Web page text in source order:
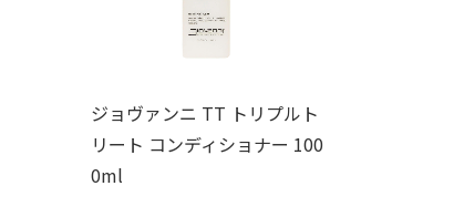
ジョヴァンニ TT トリプルト
リート コンディショナー 100
0ml